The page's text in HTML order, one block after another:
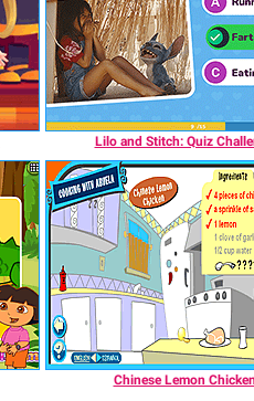
Lilo and Stitch: Quiz
Chinese Lemon Chicken